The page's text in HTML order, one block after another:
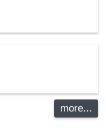
more...